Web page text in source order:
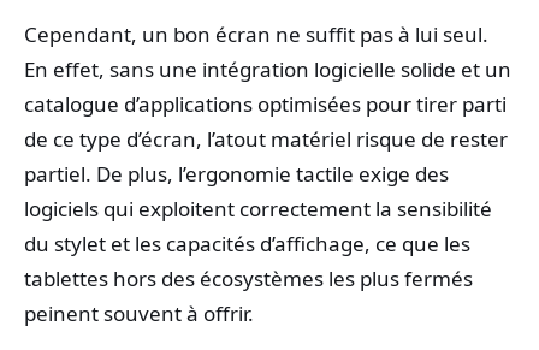
Cependant, un bon écran ne suffit pas à lui seul.
En effet, sans une intégration logicielle solide et un
catalogue d’applications optimisées pour tirer parti
de ce type d’écran, l’atout matériel risque de rester
partiel. De plus, l’ergonomie tactile exige des
logiciels qui exploitent correctement la sensibilité
du stylet et les capacités d’affichage, ce que les
tablettes hors des écosystèmes les plus fermés
peinent souvent à offrir.